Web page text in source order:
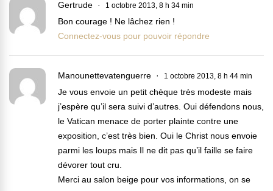
Gertrude 1 octobre 2013, 8 h 34 min
Bon courage ! Ne lâchez rien !
Connectez-vous pour pouvoir répondre
Manounettevatenguerre 1 octobre 2013, 8 h 44 min
Je vous envoie un petit chèque très modeste mais
j’espère qu’il sera suivi d’autres. Oui défendons nous,
le Vatican menace de porter plainte contre une
exposition, c’est très bien. Oui le Christ nous envoie
parmi les loups mais Il ne dit pas qu’il faille se faire
dévorer tout cru.
Merci au salon beige pour vos informations, on se